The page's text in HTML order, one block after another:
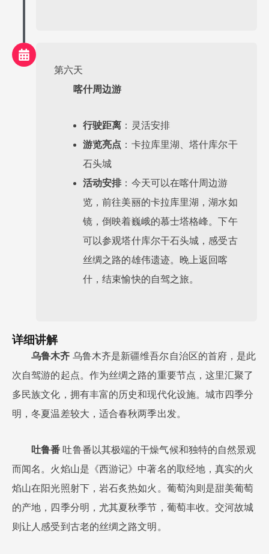
第六天
喀什周边游
行驶距离 ：灵活安排
游览亮点 ：卡拉库里湖、塔什库尔干
石头城
活动安排：今天可以在喀什周边游
览，前往美丽的卡拉库里湖，湖水如
镜，倒映着巍峨的慕士塔格峰。下午
可以参观塔什库尔干石头城，感受古
丝绸之路的雄伟遗迹。晚上返回喀
什，结束愉快的自驾之旅。
详细讲解
乌鲁木齐 乌鲁木齐是新疆维吾尔自治区的首府，是此
次自驾游的起点。作为丝绸之路的重要节点，这里汇聚了
多民族文化，拥有丰富的历史和现代化设施。城市四季分
明，冬夏温差较大，适合春秋两季出发。
吐鲁番 吐鲁番以其极端的干燥气候和独特的自然景观
而闻名。火焰山是《西游记》中著名的取经地，真实的火
焰山在阳光照射下，岩石炙热如火。葡萄沟则是甜美葡萄
的产地，四季分明，尤其夏秋季节，葡萄丰收。交河故城
则让人感受到古老的丝绸之路文明。